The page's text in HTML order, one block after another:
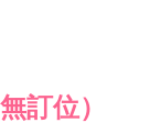
訂位）